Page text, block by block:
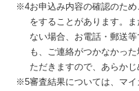
※4お申込み内容の確認のた
をすることがあります。
ない場合、お電話・郵送
も、ご連絡がつかなかっ
ただきますので、あらかじ
※5審査結果については、マ